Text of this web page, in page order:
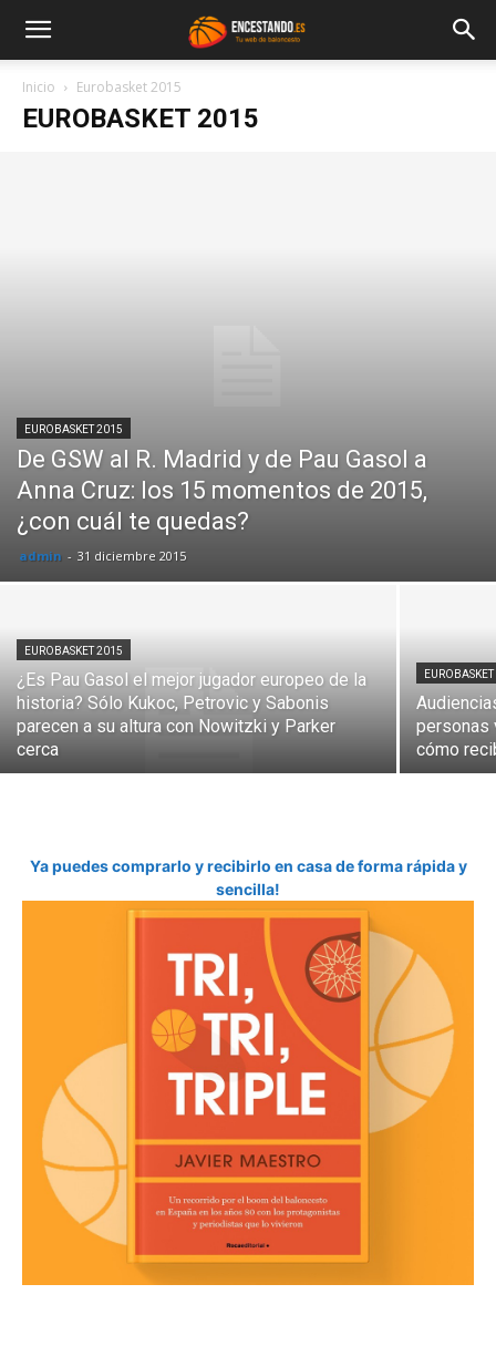
Inicio Eurobasket 2015
EUROBASKET 2015
EUROBASKET 2015
De GSW al R. Madrid y de Pau Gasol a
Anna Cruz: los 15 momentos de 2015,
¿con cuál te quedas?
admin - 31 diciembre 2015
EUROBASKET 2015
¿Es Pau Gasol el mejor jugador europeo de la
historia? Sólo Kukoc, Petrovic y Sabonis
parecen a su altura con Nowitzki y Parker
cerca
personas
cómo
Ya puedes comprarlo y recibirlo en casa de forma rápida y
sencilla!